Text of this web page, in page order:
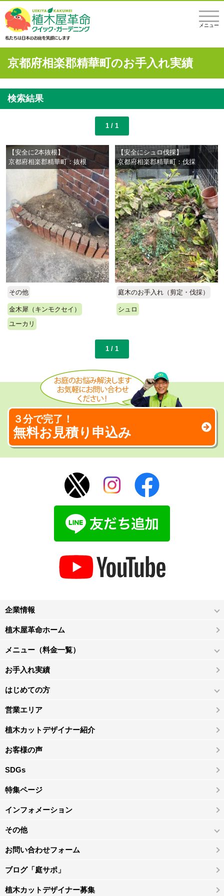
メニュー
京都府相楽郡精華町のお手入れ実績
検索結果
1 / 1
【安全に2本抜根】
京都府相楽郡精華町：抜根
その他
金木犀（キンモクセイ）
ユーカリ
【安全にシュロ伐採】
京都府相楽郡精華町：伐採
庭木のお手入れ（剪定・伐採）
シュロ
1 / 1
３分で完了！
無料お見積り申込み
企業情報
植木屋革命ホーム
メニュー（料金一覧）
お手入れ実績
はじめての方
営業エリア
植木カットデザイナー紹介
お客様の声
SDGs
特集ページ
インフォメーション
その他
お問い合わせフォーム
ブログ「庭サポ」
植木カットデザイナー募集